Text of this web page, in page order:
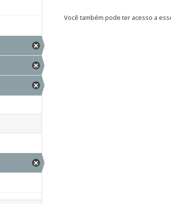
Você também pode ter acesso a